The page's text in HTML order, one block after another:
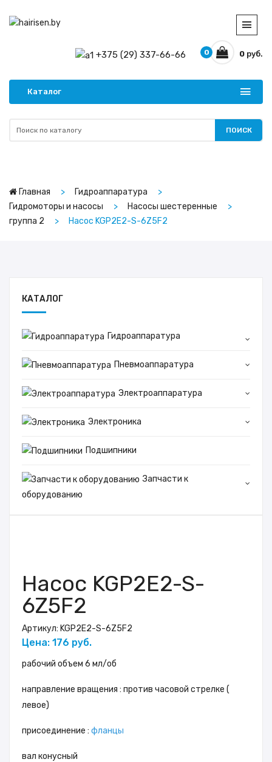
+375 (29) 337-66-66 0 руб.
0
Каталог
ПОИСК
Главная
Гидроаппаратура
Гидромоторы и насосы
Насосы шестеренные
группа 2
Насос KGP2E2-S-6Z5F2
Насос KGP2E2-S-
6Z5F2
Артикул: KGP2E2-S-6Z5F2
Цена: 176 руб.
рабочий объем 6 мл/об
направление вращения : против часовой стрелке (
левое)
присоединение : фланцы
вал конусный
КАТАЛОГ
Гидроаппаратура
Пневмоаппаратура
Электроаппаратура
Электроника
Подшипники
Запчасти к
оборудованию